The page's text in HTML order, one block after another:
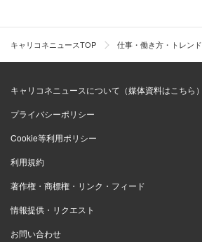
キャリコネニュースTOP 仕事・働き方・トレンド
キャリコネニュースについて（媒体資料はこちら）
プライバシーポリシー
Cookie等利用ポリシー
利用規約
著作権・商標権・リンク・フィード
情報提供・リクエスト
お問い合わせ